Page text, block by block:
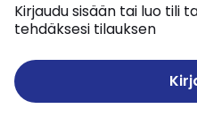
Kirjaudu sisään tai luo tili
tehdäksesi tilauksen